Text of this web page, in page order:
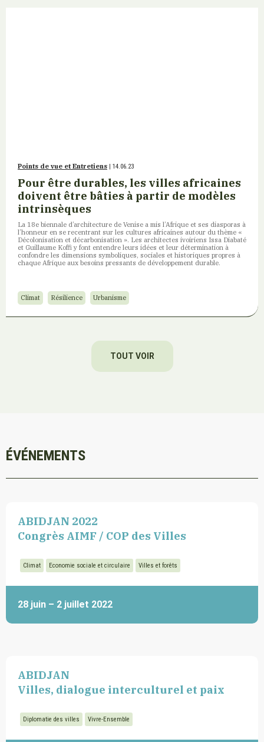
Points de vue et Entretiens | 14.06.23
Pour être durables, les villes africaines
doivent être bâties à partir de modèles
intrinsèques
La 18e biennale d’architecture de Venise a mis l’Afrique et ses diasporas à
l’honneur en se recentrant sur les cultures africaines autour du thème «
Décolonisation et décarbonisation ». Les architectes ivoiriens Issa Diabaté
et Guillaume Koffi y font entendre leurs idées et leur détermination à
confondre les dimensions symboliques, sociales et historiques propres à
chaque Afrique aux besoins pressants de développement durable.
Climat Résilience Urbanisme
TOUT VOIR
ÉVÉNEMENTS
ABIDJAN 2022
Congrès AIMF / COP des Villes
Climat Economie sociale et circulaire Villes et forêts
28 juin – 2 juillet 2022
ABIDJAN
Villes, dialogue interculturel et paix
Diplomatie des villes Vivre-Ensemble